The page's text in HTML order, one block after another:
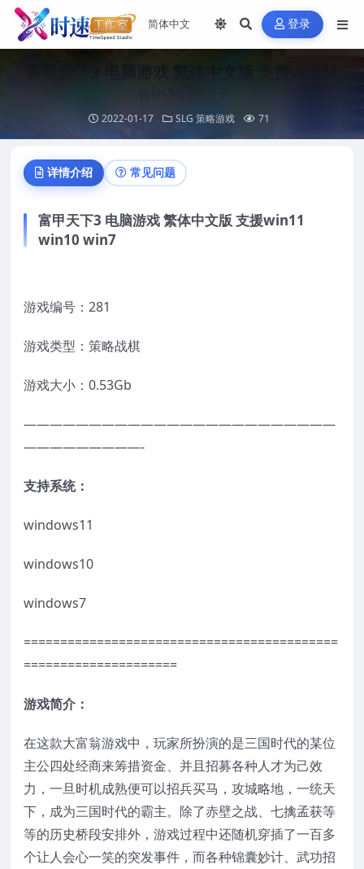
登录
2022-01-17 SLG 策略游戏 71
详情介绍 常见问题
富甲天下3 电脑游戏 繁体中文版 支援win11
win10 win7
游戏编号：281
游戏类型：策略战棋
游戏大小：0.53Gb
————————————————————————
—————————-
支持系统：
windows11
windows10
windows7
===========================================
=====================
游戏简介：
在这款大富翁游戏中，玩家所扮演的是三国时代的某位
主公四处经商来筹措资金、并且招募各种人才为己效
力，一旦时机成熟便可以招兵买马，攻城略地，一统天
下，成为三国时代的霸主。除了赤壁之战、七擒孟获等
等的历史桥段安排外，游戏过程中还随机穿插了一百多
个让人会心一笑的突发事件，而各种锦囊妙计、武功招